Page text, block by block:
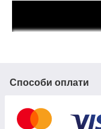
Способи оплати